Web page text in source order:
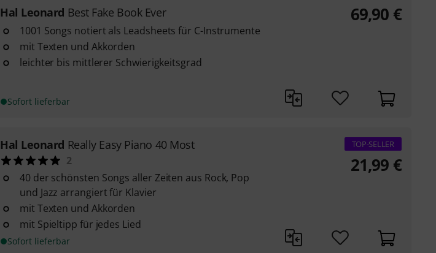
Hal Leonard Best Fake Book Ever
1001 Songs notiert als Leadsheets für C-Instrumente
mit Texten und Akkorden
leichter bis mittlerer Schwierigkeitsgrad
Sofort lieferbar
69,90 €
Hal Leonard Really Easy Piano 40 Most
2
40 der schönsten Songs aller Zeiten aus Rock, Pop
und Jazz arrangiert für Klavier
mit Texten und Akkorden
mit Spieltipp für jedes Lied
Sofort lieferbar
TOP-SELLER
21,99 €